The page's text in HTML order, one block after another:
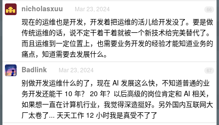
66
nicholasxuu Mar 23, 2024
现在的运维也是开发，开发着把运维的活儿给开发没了。要是做
传统运维的话，说不定干着干着就被一个新技术给完美替代了。
而且运维到一定位置上，也需要业务开发的经验才能知道业务的
痛点，知道需要去发展什么。
67
Badlink Mar 23, 2024
别做开发运维什么的了，现在 AI 发展这么快，不知道普通的业
务开发还能干 10 年？ 20 年？以后高级的岗位肯定和 AI 相关，
如果想一直在计算机行业，我觉得深造挺好。另外国内互联网大
厂太卷了... 天天工作 12 小时我是真受不了了